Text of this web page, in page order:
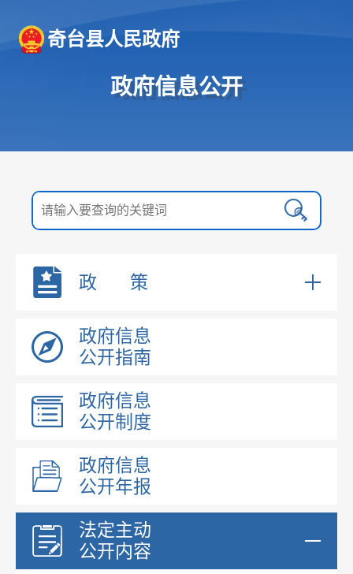
奇台县人民政府
政府信息公开
政 策
自治区文件
政府规章
奇台县文件
政府办文件
政府信息
公开指南
政府信息
公开制度
政府信息
公开年报
法定主动
公开内容